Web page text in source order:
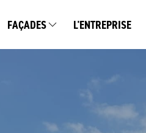
FAÇADES L'ENTREPRISE